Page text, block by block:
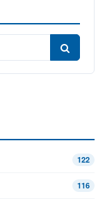
122
116